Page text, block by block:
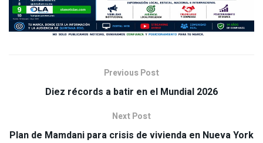
Previous Post
Diez récords a batir en el Mundial 2026
Next Post
Plan de Mamdani para crisis de vivienda en Nueva York